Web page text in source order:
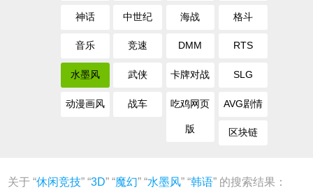
神话 中世纪 海战 格斗
音乐 竞速 DMM RTS
水墨风 武侠 卡牌对战 SLG
动漫画风 战车 吃鸡网页
版
AVG剧情
区块链
关于 “休闲竞技” “3D” “魔幻” “水墨风” “韩语” 的搜索结果：